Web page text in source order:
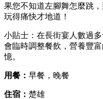
果您不知道左腳舞怎麼跳
玩得痛快才地道！
小貼士：在長街宴人數過
會臨時調整餐飲，營養豐
憶。
用餐： 早餐，晚餐
住宿： 楚雄